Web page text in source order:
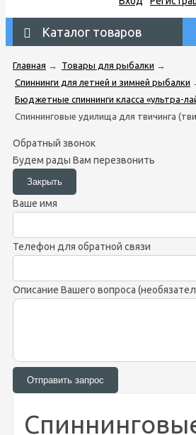
Каталог товаров
Главная → Товары для рыбалки →
Спиннинги для летней и зимней рыбалки
Бюджетные спиннинги класса «ультра-
Спиннинговые удилища для твичинга
Обратный звонок
Будем рады Вам перезвонить
Ваше имя
Телефон для обратной связи
Описание Вашего вопроса